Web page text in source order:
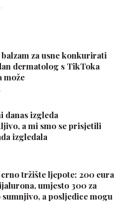
za usne konkurirati
dermatolog s TikToka
može
danas izgleda
a mi smo se prisjetili
izgledala
tržište ljepote: 200 eura
umjesto 300 za
a posljedice mogu